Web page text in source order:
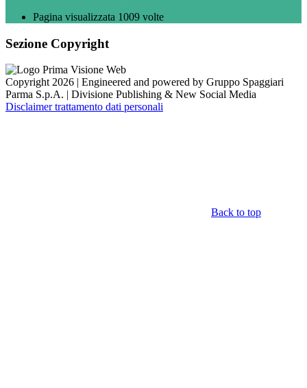
Pagina visualizzata 1009 volte
Sezione Copyright
Copyright 2026 | Engineered and powered by Gruppo Spaggiari
Parma S.p.A. | Divisione Publishing & New Social Media
Disclaimer trattamento dati personali
Back to top